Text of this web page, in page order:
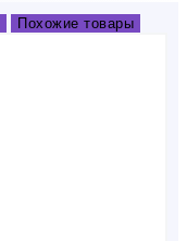
Похожие товары